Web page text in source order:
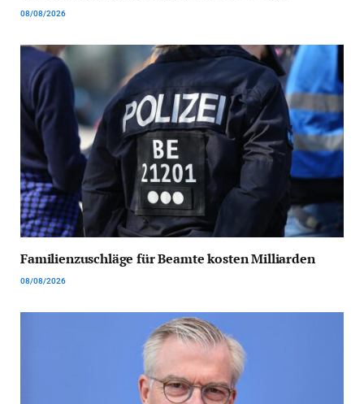
08/08/2026
Familienzuschläge für Beamte kosten Milliarden
08/08/2026